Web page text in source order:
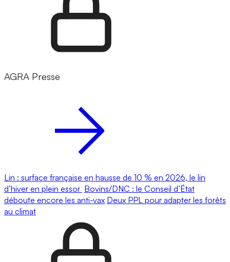
AGRA Presse
Lin : surface française en hausse de 10 % en 2026, le lin
d’hiver en plein essor Bovins/DNC : le Conseil d’État
déboute encore les anti-vax Deux PPL pour adapter les forêts
au climat